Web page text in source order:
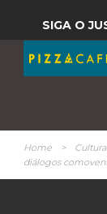
SIGA O
Home > Cultura
diálogos